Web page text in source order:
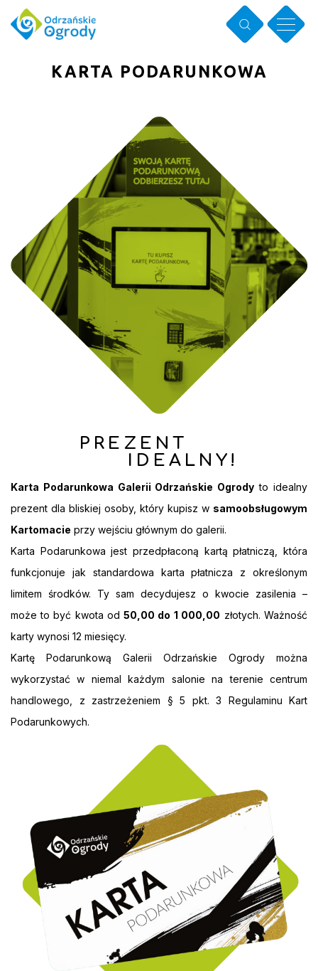
KARTA PODARUNKOWA
PREZENT
IDEALNY!
Karta Podarunkowa Galerii Odrzańskie Ogrody to idealny
prezent dla bliskiej osoby, który kupisz w samoobsługowym
Kartomacie przy wejściu głównym do galerii.
Karta Podarunkowa jest przedpłaconą kartą płatniczą, która
funkcjonuje jak standardowa karta płatnicza z określonym
limitem środków. Ty sam decydujesz o kwocie zasilenia –
może to być kwota od 50,00 do 1 000,00 złotych. Ważność
karty wynosi 12 miesięcy.
Kartę Podarunkową Galerii Odrzańskie Ogrody można
wykorzystać w niemal każdym salonie na terenie centrum
handlowego, z zastrzeżeniem § 5 pkt. 3 Regulaminu Kart
Podarunkowych.